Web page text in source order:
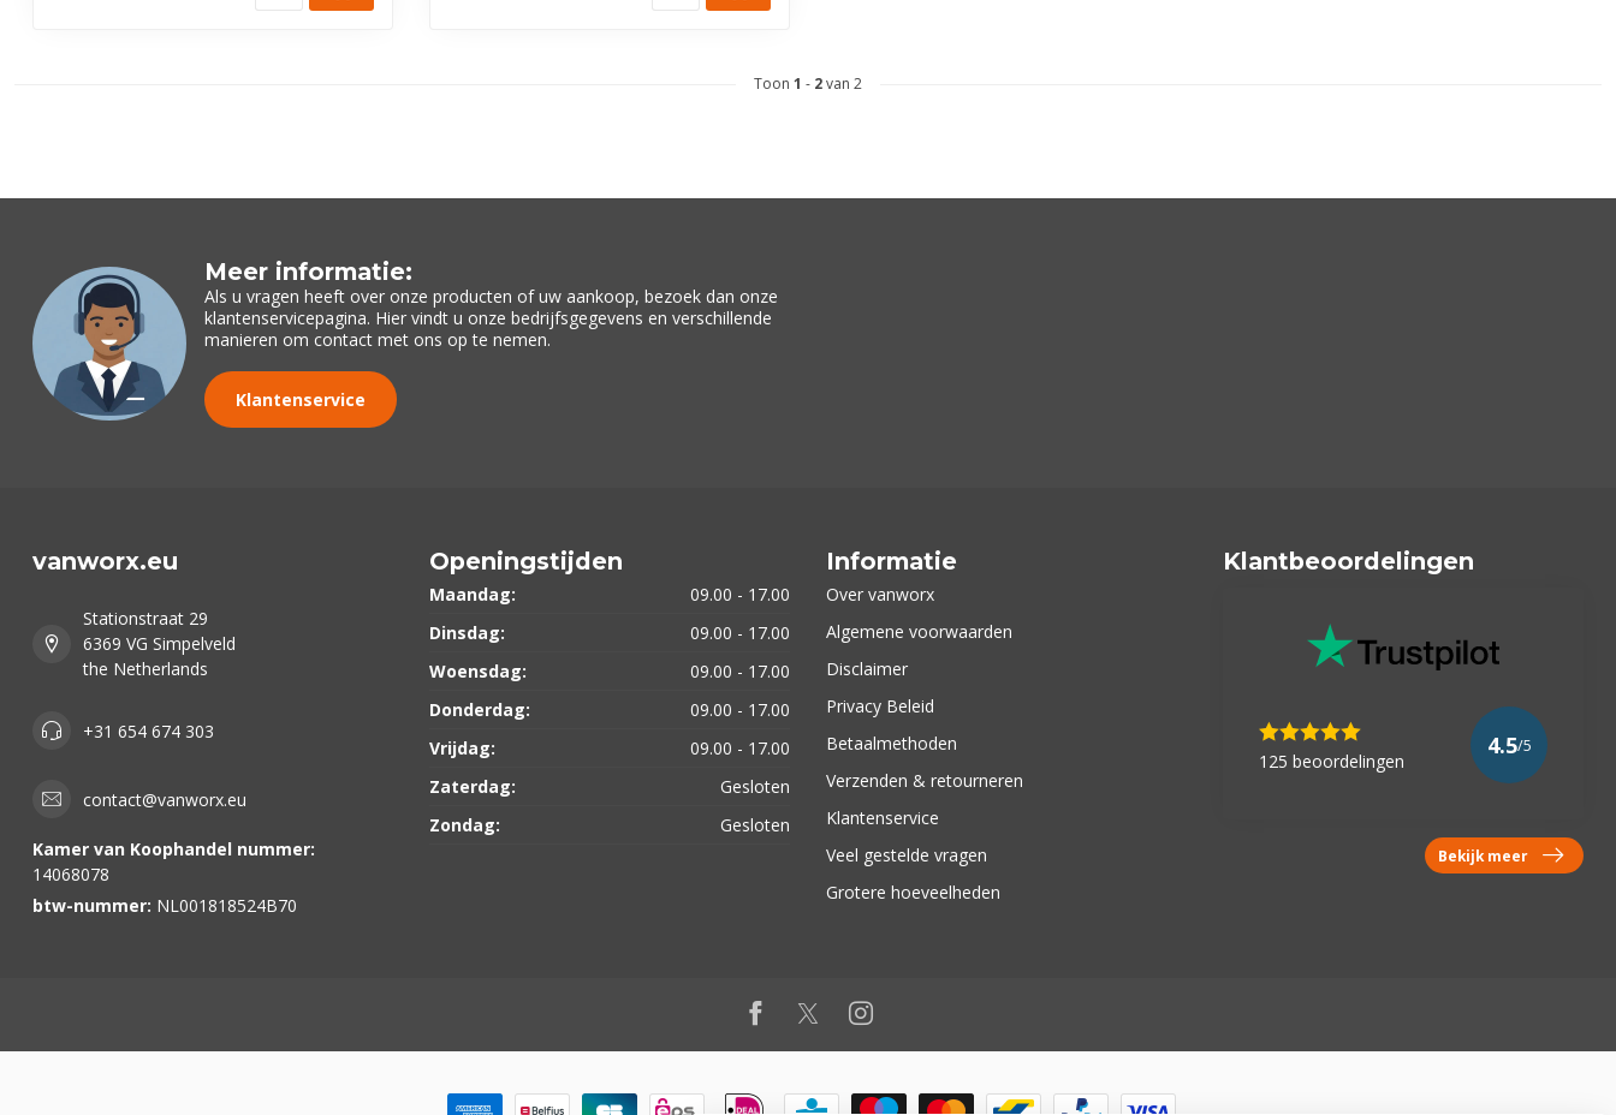
Toon 1 - 2van 2
Meer informatie:
Als u vragen heeft over onze producten of uw aankoop, bezoek dan onze
klantenservicepagina. Hier vindt u onze bedrijfsgegevens en verschillende
manieren om contact met ons op te nemen.
Klantenservice
vanworx.eu
Stationstraat 29
6369 VG Simpelveld
the Netherlands
+31 654 674 303
contact@vanworx.eu
Kamer van Koophandel nummer:
14068078
btw-nummer: NL001818524B70
Openingstijden
Maandag:
09.00 - 17.00
Dinsdag:
09.00 - 17.00
Woensdag:
09.00 - 17.00
Donderdag:
09.00 - 17.00
Vrijdag:
09.00 - 17.00
Zaterdag:
Gesloten
Zondag:
Gesloten
Informatie
Over vanworx
Algemene voorwaarden
Disclaimer
Privacy Beleid
Betaalmethoden
Verzenden & retourneren
Klantenservice
Veel gestelde vragen
Grotere hoeveelheden
Klantbeoordelingen
125 beoordelingen
4.5/5
Bekijk meer